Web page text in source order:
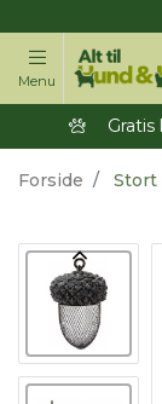
Menu
Forside Stort